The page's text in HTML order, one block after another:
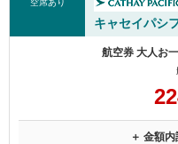
空席あり
キャセイパシ
航空券 大人お
＋ 金額